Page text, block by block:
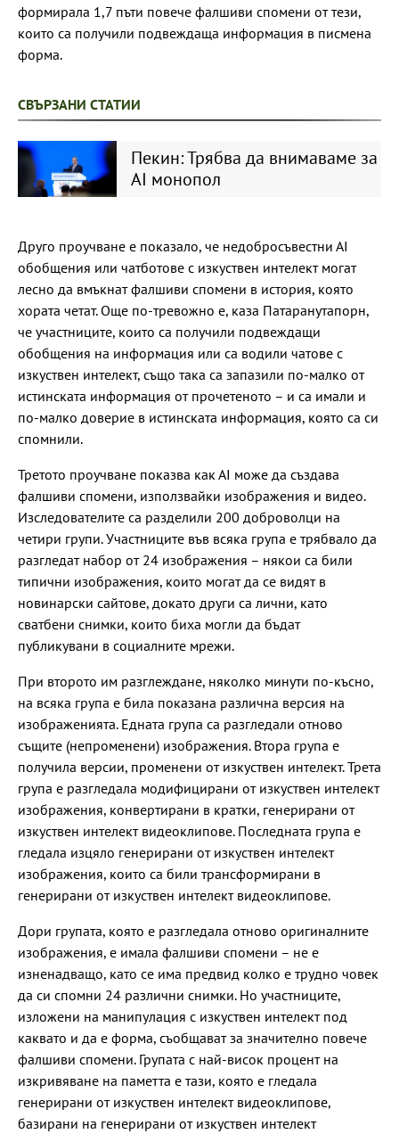
формирала 1,7 пъти повече фалшиви спомени от тези,
които са получили подвеждаща информация в писмена
форма.
СВЪРЗАНИ СТАТИИ
Пекин: Трябва да внимаваме за
АІ монопол
Друго проучване е показало, че недобросъвестни АІ
обобщения или чатботове с изкуствен интелект могат
лесно да вмъкнат фалшиви спомени в история, която
хората четат. Още по-тревожно е, каза Патаранутапорн,
че участниците, които са получили подвеждащи
обобщения на информация или са водили чатове с
изкуствен интелект, също така са запазили по-малко от
истинската информация от прочетеното – и са имали и
по-малко доверие в истинската информация, която са си
спомнили.
Третото проучване показва как АІ може да създава
фалшиви спомени, използвайки изображения и видео.
Изследователите са разделили 200 доброволци на
четири групи. Участниците във всяка група е трябвало да
разгледат набор от 24 изображения – някои са били
типични изображения, които могат да се видят в
новинарски сайтове, докато други са лични, като
сватбени снимки, които биха могли да бъдат
публикувани в социалните мрежи.
При второто им разглеждане, няколко минути по-късно,
на всяка група е била показана различна версия на
изображенията. Едната група са разгледали отново
същите (непроменени) изображения. Втора група е
получила версии, променени от изкуствен интелект. Трета
група е разгледала модифицирани от изкуствен интелект
изображения, конвертирани в кратки, генерирани от
изкуствен интелект видеоклипове. Последната група е
гледала изцяло генерирани от изкуствен интелект
изображения, които са били трансформирани в
генерирани от изкуствен интелект видеоклипове.
Дори групата, която е разгледала отново оригиналните
изображения, е имала фалшиви спомени – не е
изненадващо, като се има предвид колко е трудно човек
да си спомни 24 различни снимки. Но участниците,
изложени на манипулация с изкуствен интелект под
каквато и да е форма, съобщават за значително повече
фалшиви спомени. Групата с най-висок процент на
изкривяване на паметта е тази, която е гледала
генерирани от изкуствен интелект видеоклипове,
базирани на генерирани от изкуствен интелект